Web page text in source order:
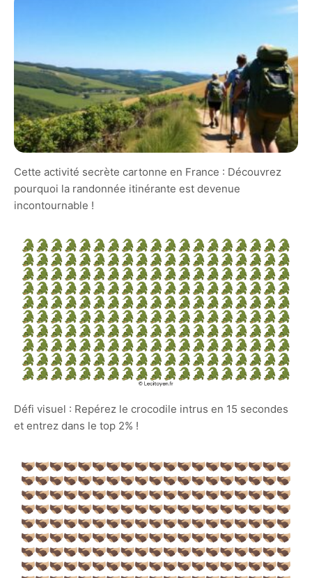
Cette activité secrète cartonne en France : Découvrez
pourquoi la randonnée itinérante est devenue
incontournable !
Défi visuel : Repérez le crocodile intrus en 15 secondes
et entrez dans le top 2% !